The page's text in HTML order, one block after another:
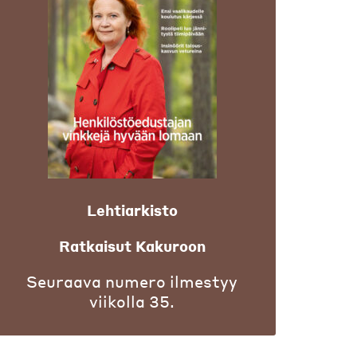
Lehtiarkisto
Ratkaisut Kakuroon
Seuraava numero ilmestyy
viikolla 35.